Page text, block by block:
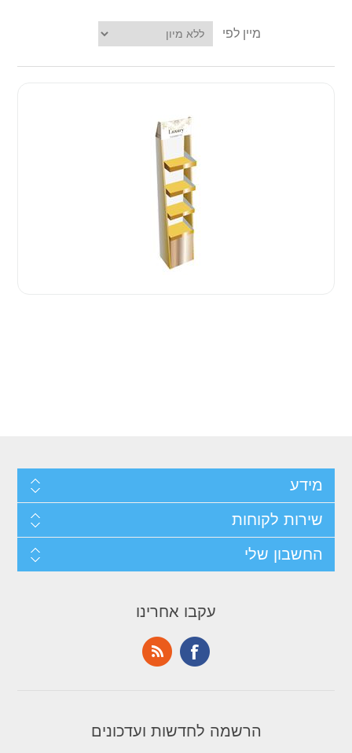
מיין לפי
מידע
שירות לקוחות
החשבון שלי
עקבו אחרינו
הרשמה לחדשות ועדכונים